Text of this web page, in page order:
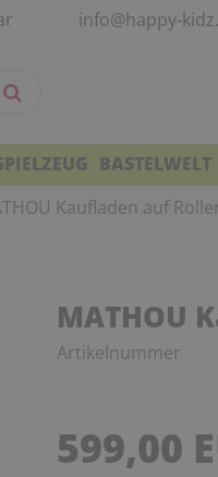
info@happy-
BASTELWELT
Kaufladen auf
MATHOU
Artikelnummer
599,00